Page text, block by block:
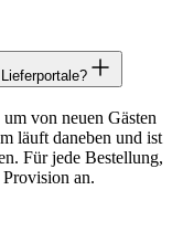
von neuen Gästen
läuft daneben und ist
Für jede Bestellung,
an.